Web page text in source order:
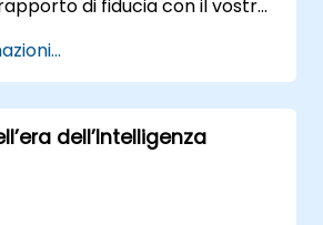
di fiducia con il vostro
alla delega, tecniche
dei compiti,
della responsabilità
per rafforzare la
dell’Intelligenza